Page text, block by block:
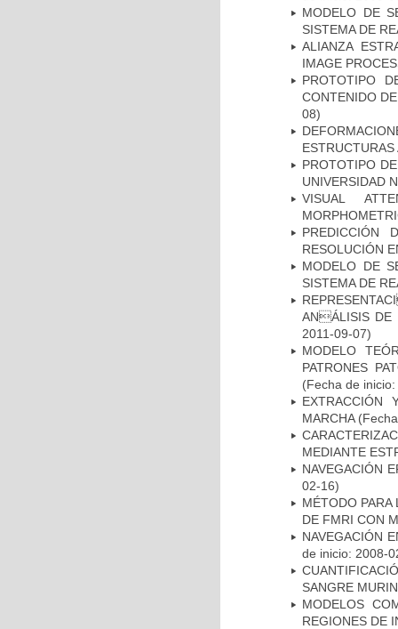
MODELO DE
SISTEMA DE
ALIANZA
IMAGE
PROTOTIPO
CONTENIDO
08)
PROTOTIPO
UNIVERSIDAD
VISUAL
PREDICCIÓN
RESOLUCIÓN
MODELO DE
SISTEMA DE
ANÁLISIS DE
2011-09-07)
MODELO
PATRONES
(Fecha de
EXTRACCIÓN
MARCHA
MEDIANTE
NAVEGACIÓN
02-16)
MÉTODO PARA
DE FMRI CON
NAVEGACIÓN
de inicio: 2008-
SANGRE
MODELOS
REGIONES DE